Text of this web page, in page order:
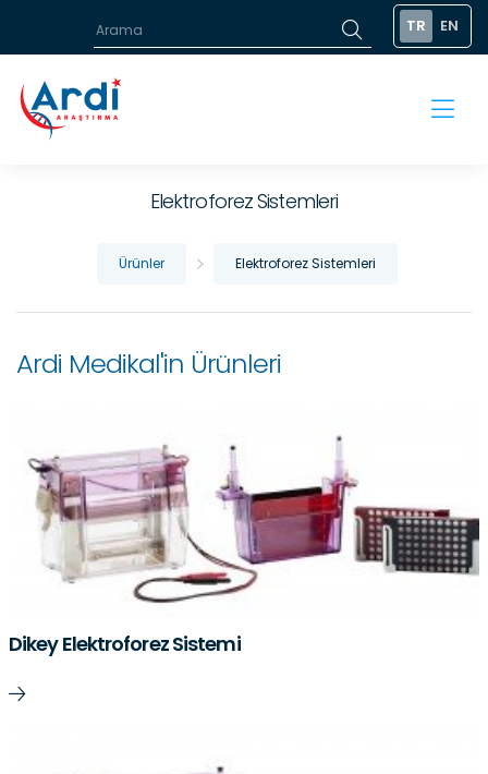
TR EN
Elektroforez Sistemleri
Ürünler Elektroforez Sistemleri
Ardi Medikal'in Ürünleri
Dikey Elektroforez Sistemi